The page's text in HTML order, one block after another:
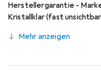
Herstellergarantie -
Kristallklar (fast
perfekt auf ein Samsung
Mehr anzeigen